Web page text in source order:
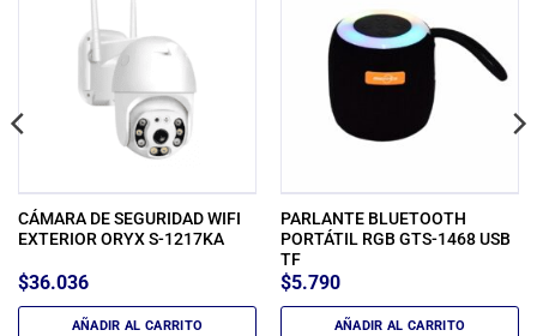
CÁMARA DE SEGURIDAD WIFI
EXTERIOR ORYX S-1217KA
$36.036
AÑADIR AL CARRITO
PARLANTE BLUETOOTH
PORTÁTIL RGB GTS-1468 USB
TF
$5.790
AÑADIR AL CARRITO